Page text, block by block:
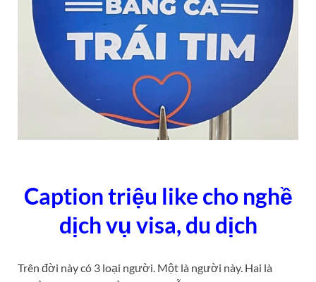
Caption triệu like cho nghề
dịch vụ visa, du dịch
Trên đời này có 3 loại người. Một là người này. Hai là